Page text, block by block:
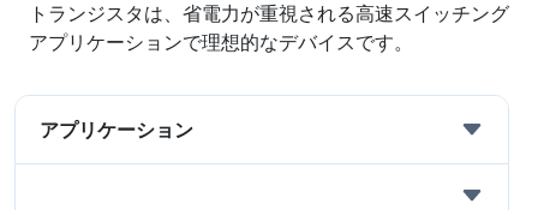
トランジスタは、省電力が重視される高速スイッチング
アプリケーションで理想的なデバイスです。
アプリケーション